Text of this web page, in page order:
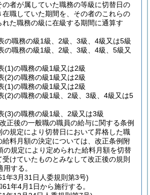
の者が属していた職務の等級に切替日の
在職していた期間を、その者のこれらの
た職務の級に在級する期間に通算す
の職務の級1級、2級、3級、4級又は5級
の職務の級1級、2級、3級、4級、5級又
(1)の職務の級1級又は2級
(2)の職務の級1級又は2級
(1)の職務の級1級又は2級
(2)の職務の級1級、2級、3級、4級又は5
(3)の職務の級1級、2級又は3級
正後の一般職の職員の給与に関する条例
の規定により切替日において昇格した職
給料月額の決定については、改正条例附
の規定により定められた給料月額を切替
受けていたものとみなして改正後の規則
する。
年3月31日 人委規則第3号)
年4月1日から施行する。